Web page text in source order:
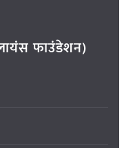
फाउंडेशन)